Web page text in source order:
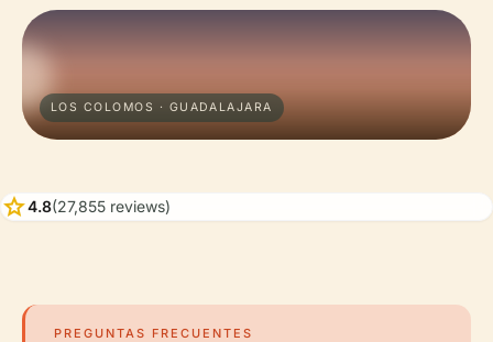
LOS COLOMOS · GUADALAJARA
star4.8(27,855 reviews)
PREGUNTAS FRECUENTES